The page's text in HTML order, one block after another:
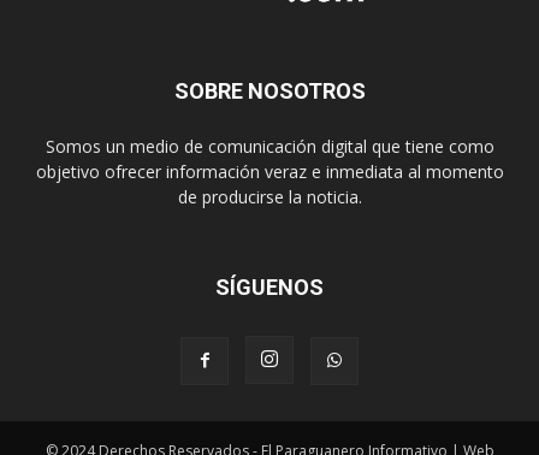
SOBRE NOSOTROS
Somos un medio de comunicación digital que tiene como
objetivo ofrecer información veraz e inmediata al momento
de producirse la noticia.
SÍGUENOS
© 2024 Derechos Reservados - El Paraguanero Informativo | Web